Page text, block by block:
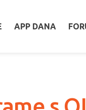
APP DANA